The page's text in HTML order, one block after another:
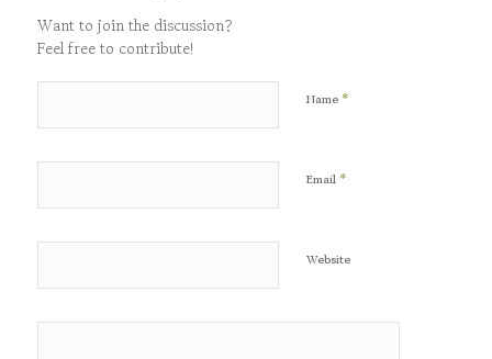
Want to join the discussion?
Feel free to contribute!
Name *
Email *
Website